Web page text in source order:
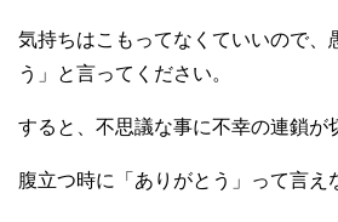
気持ちはこもってなくていいので、
う」と言ってください。
すると、不思議な事に不幸の連鎖が
腹立つ時に「ありがとう」って言え